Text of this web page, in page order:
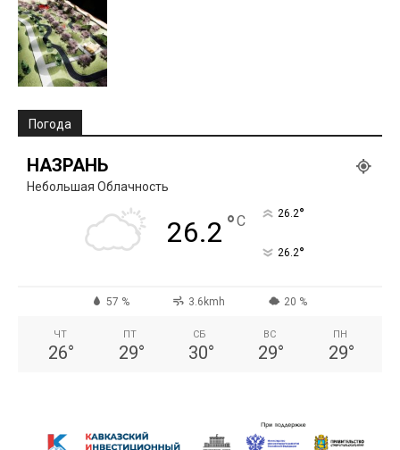
Погода
НАЗРАНЬ
Небольшая Облачность
26.2 °C 26.2°
26.2°
57 % 3.6kmh 20 %
ЧТ
26°
ПТ
29°
СБ
30°
ВС
29°
ПН
29°